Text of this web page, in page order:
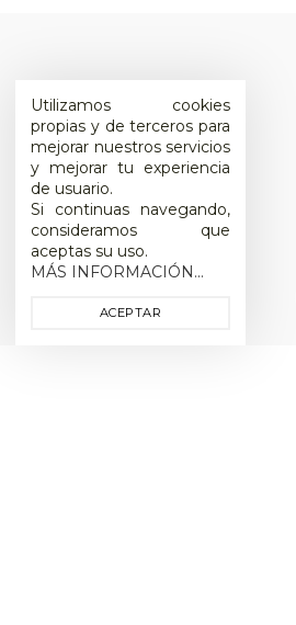
Utilizamos cookies
propias y de terceros para
mejorar nuestros servicios
y mejorar tu experiencia
de usuario.
Si continuas navegando,
consideramos que
aceptas su uso.
MÁS INFORMACIÓN...
ACEPTAR